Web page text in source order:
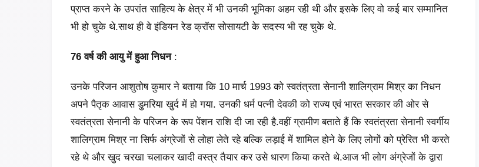
प्राप्त करने के उपरांत साहित्य के क्षेत्र में भी उनकी भूमिका अहम रही थी और इसके लिए वो कई बार सम्मानित
भी हो चुके थे.साथ ही वे इंडियन रेड क्रॉस सोसायटी के सदस्य भी रह चुके थे.
76 वर्ष की आयु में हुआ निधन:
उनके परिजन आशुतोष कुमार ने बताया कि 10 मार्च 1993 को स्वतंत्रता सेनानी शालिग्राम मिश्र का निधन
अपने पैतृक आवास डुमरिया खुर्द में हो गया. उनकी धर्म पत्नी देवकी को राज्य एवं भारत सरकार की ओर से
स्वतंत्रता सेनानी के परिजन के रूप पेंशन राशि दी जा रही है.वहीं ग्रामीण बताते हैं कि स्वतंत्रता सेनानी स्वर्गीय
शालिग्राम मिश्र ना सिर्फ अंग्रेजों से लोहा लेते रहे बल्कि लड़ाई में शामिल होने के लिए लोगों को प्रेरित भी करते
रहे थे और खुद चरखा चलाकर खादी वस्त्र तैयार कर उसे धारण किया करते थे.आज भी लोग अंग्रेजों के द्वारा